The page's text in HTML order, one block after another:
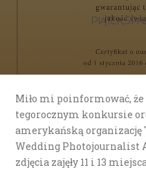
PIĄTEK, 5
Miło mi poinformować,
tegorocznym konkursie
amerykańską
Wedding Photojournalist
zdjęcia zajęły 11 i 13